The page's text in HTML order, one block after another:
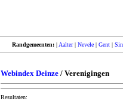
Randgemeenten: | Aalter|Nevele |Gent |
Webindex Deinze / Verenigingen
Resultaten: